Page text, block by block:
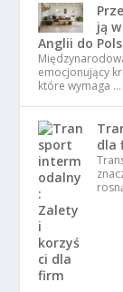
ją
Anglii do
emocjonujący
które wymaga …
dla